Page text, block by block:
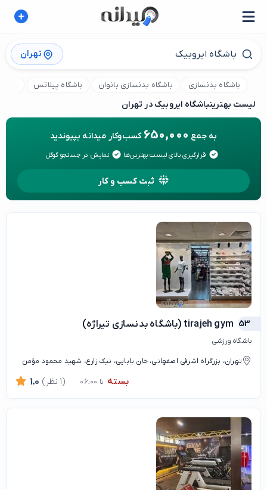
تهران
باشگاه بدنسازی باشگاه بدنسازی بانوان باشگاه پیلاتس
لیست بهترینباشگاه ایروبیک در تهران
به جمع 650,000 کسب‌وکار میدانه بپیوندید
قرارگیری بالای لیست بهترین‌ها نمایش در جستجو گوگل
ثبت کسب و کار
53 tirajeh gym (باشگاه بدنسازی تیراژه)
باشگاه ورزشی
تهران، بزرگراه اشرفی اصفهانی، خان بابایی، نیک زارع، شهید محمود مؤمن
بسته تا 06:00 1.0 (1 نظر)